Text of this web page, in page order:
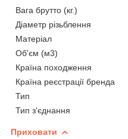
Вага брутто (кг.)
Діаметр різьблення
Матеріал
Об'єм (м3)
Країна походження
Країна реєстрації бренда
Тип
Тип з'єднання
Приховати